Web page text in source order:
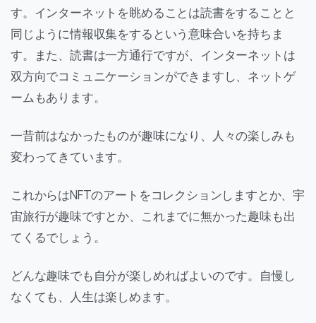
す。インターネットを眺めることは読書をすることと
同じように情報収集をするという意味合いを持ちま
す。また、読書は一方通行ですが、インターネットは
双方向でコミュニケーションができますし、ネットゲ
ームもあります。
一昔前はなかったものが趣味になり、人々の楽しみも
変わってきています。
これからはNFTのアートをコレクションしますとか、宇
宙旅行が趣味ですとか、これまでに無かった趣味も出
てくるでしょう。
どんな趣味でも自分が楽しめればよいのです。自慢し
なくても、人生は楽しめます。